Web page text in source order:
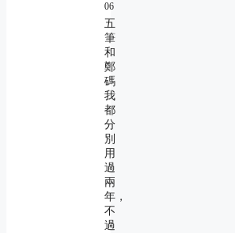
06
五
筆
和
鄭
碼
我
都
分
別
用
過
兩
年，
不
過